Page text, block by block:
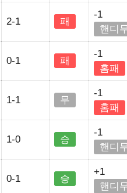
2-1 패
-1
핸디
0-1 패
-1
홈패
1-1 무
-1
홈패
1-0 승
-1
핸디
0-1 승
+1
핸디